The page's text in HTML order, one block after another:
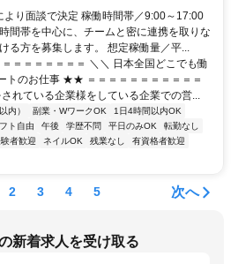
より面談で決定 稼働時間帯／9:00～17:00
間帯を中心に、チームと密に連携を取りな
る方を募集します。 想定稼働量／平...
＝＝＝＝＝＝＝ ＼＼ 日本全国どこでも働
トのお仕事 ★★ ＝＝＝＝＝＝＝＝＝＝＝
れている企業様をしている企業での営...
内） 副業・WワークOK
1日4時間以内OK
ト自由 午後 学歴不問 平日のみOK
転勤なし
者歓迎 ネイルOK 残業なし
有資格者歓迎
2 3 4 5 次へ
新着求人を受け取る